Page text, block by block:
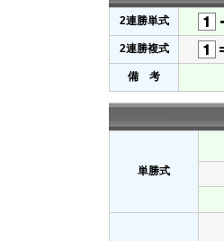
2連勝単式
2連勝複式
備 考
単勝式